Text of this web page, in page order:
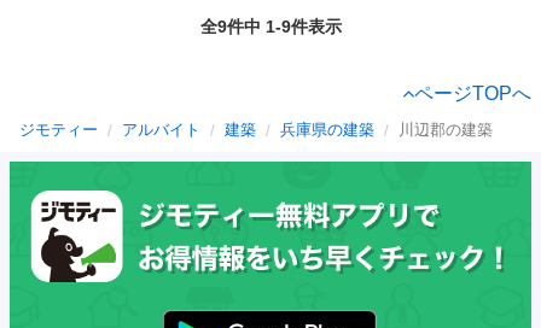
全9件中 1-9件表示
ページTOPへ
ジモティー アルバイト 建築 兵庫県の建築 川辺郡の建築